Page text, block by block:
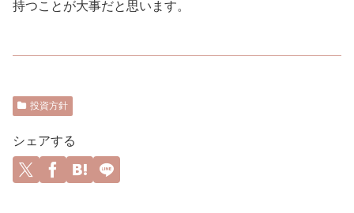
持つことが大事だと思います。
投資方針
シェアする